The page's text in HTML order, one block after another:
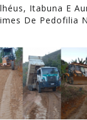
Itabuna E
De Pedofilia